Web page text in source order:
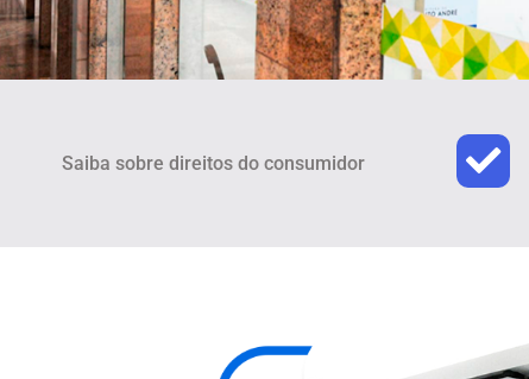
Saiba sobre direitos do consumidor